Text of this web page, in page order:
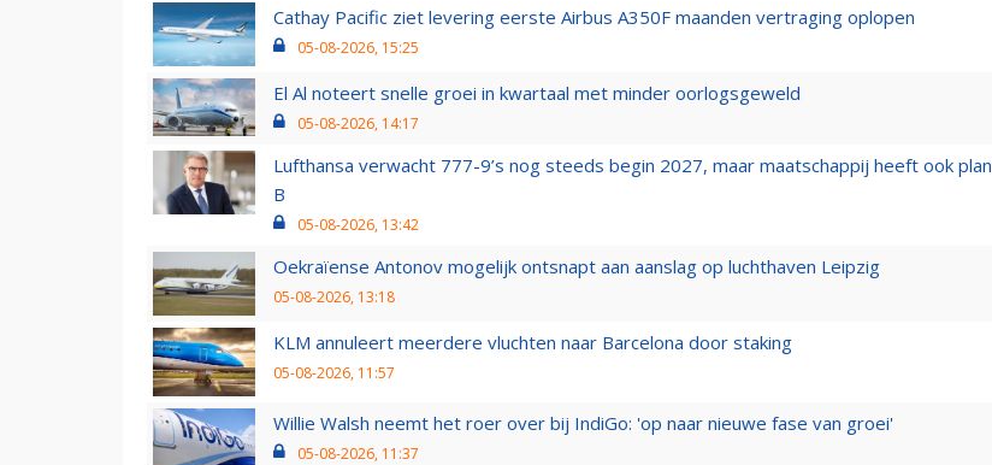
Cathay Pacific ziet levering eerste Airbus A350F maanden vertraging oplopen
05-08-2026, 15:25
El Al noteert snelle groei in kwartaal met minder oorlogsgeweld
05-08-2026, 14:17
Lufthansa verwacht 777-9’s nog steeds begin 2027, maar maatschappij heeft ook plan
B
05-08-2026, 13:42
Oekraïense Antonov mogelijk ontsnapt aan aanslag op luchthaven Leipzig
05-08-2026, 13:18
KLM annuleert meerdere vluchten naar Barcelona door staking
05-08-2026, 11:57
Willie Walsh neemt het roer over bij IndiGo: 'op naar nieuwe fase van groei'
05-08-2026, 11:37